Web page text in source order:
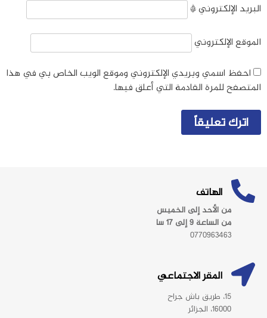
البريد الإلكتروني*
الموقع الإلكتروني
احفظ اسمي وبريدي الإلكتروني وموقع الويب الخاص بي في هذا
المتصفح للمرة القادمة التي أعلق فيها.
الهاتف
من الأحد إلى الخميس
من الساعة 9 إلى 17 سا
0770963463
المقر الاجتماعي
15، طريق باش جراح
16000، الجزائر